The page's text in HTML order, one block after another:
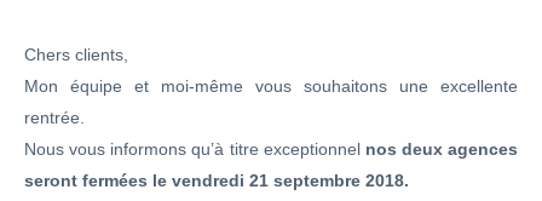
Chers clients,
Mon équipe et moi-même vous souhaitons une excellente
rentrée.
Nous vous informons qu’à titre exceptionnel nos deux agences
seront fermées le vendredi 21 septembre 2018.